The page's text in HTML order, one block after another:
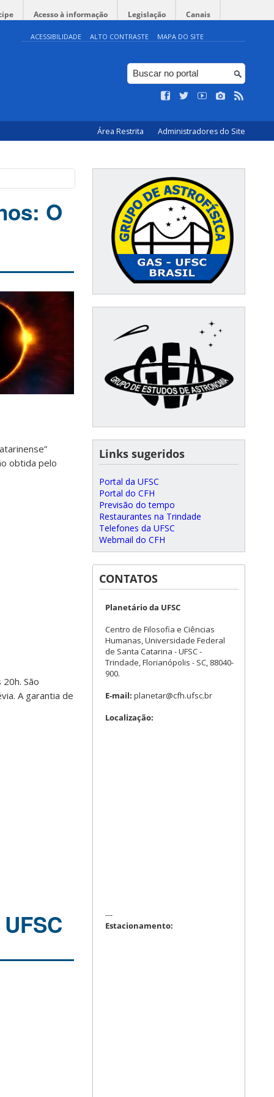
Acesso à informação Legislação Canais
ACESSIBILIDADE ALTO CONTRASTE MAPA DO SITE
Área Restrita Administradores do Site
O
obtida pelo
São
A garantia de
Links sugeridos
Portal da UFSC
Portal do CFH
Previsão do tempo
Restaurantes na Trindade
Telefones da UFSC
Webmail do CFH
CONTATOS
Planetário da UFSC
Centro de Filosofia e Ciências
Humanas, Universidade Federal
de Santa Catarina - UFSC -
Trindade, Florianópolis - SC, 88040-
900.
E-mail: planetar@cfh.ufsc.br
Localização:
---
Estacionamento: